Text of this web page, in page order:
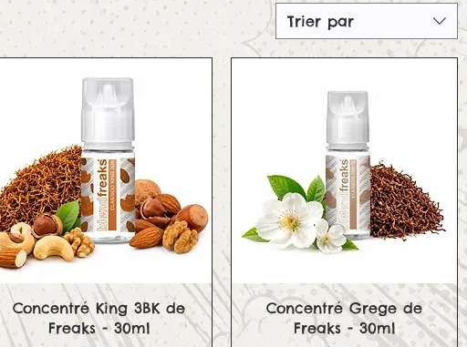
Trier par
Aperçu rapide
Concentré King 3BK de
Freaks - 30ml
Aperçu rapide
Concentré Grege de
Freaks - 30ml